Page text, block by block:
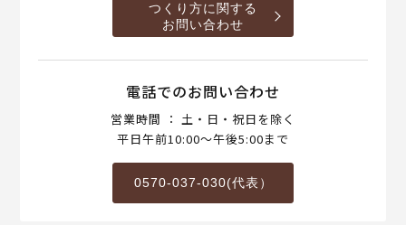
つくり方に関する
お問い合わせ
電話でのお問い合わせ
営業時間 ： 土・日・祝日を除く
平日午前10:00～午後5:00まで
0570-037-030(代表）